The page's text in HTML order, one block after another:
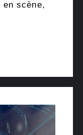
en scène,